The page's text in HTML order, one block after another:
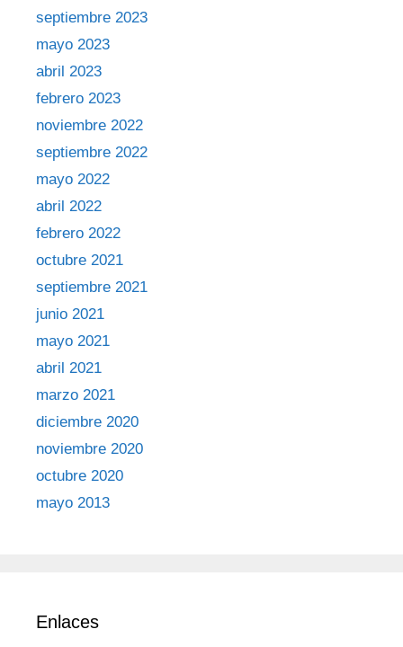
septiembre 2023
mayo 2023
abril 2023
febrero 2023
noviembre 2022
septiembre 2022
mayo 2022
abril 2022
febrero 2022
octubre 2021
septiembre 2021
junio 2021
mayo 2021
abril 2021
marzo 2021
diciembre 2020
noviembre 2020
octubre 2020
mayo 2013
Enlaces